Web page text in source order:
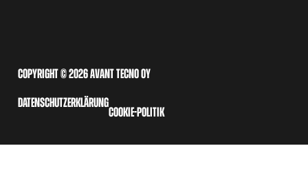
COPYRIGHT © 2026 AVANT TECNO OY
DATENSCHUTZERKLÄRUNG
COOKIE-POLITIK